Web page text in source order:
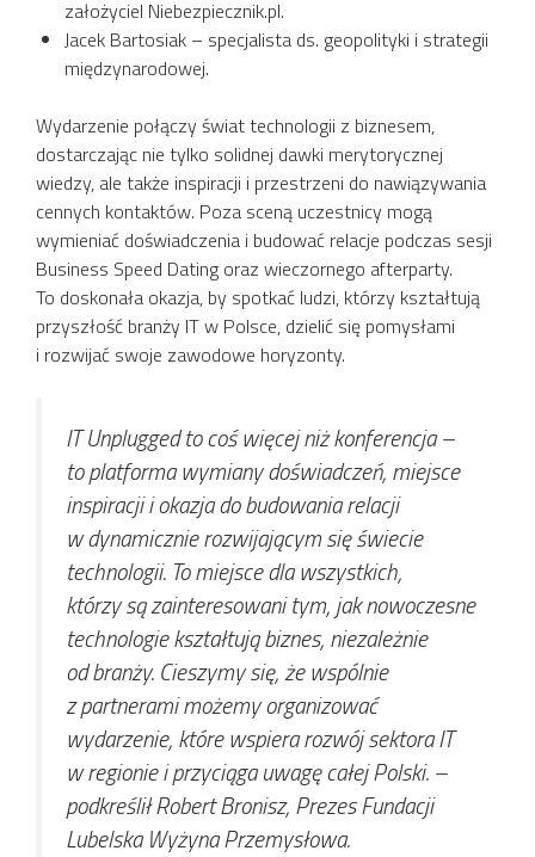
założyciel Niebezpiecznik.pl.
Jacek Bartosiak – specjalista ds. geopolityki i strategii
międzynarodowej.
Wydarzenie połączy świat technologii z biznesem,
dostarczając nie tylko solidnej dawki merytorycznej
wiedzy, ale także inspiracji i przestrzeni do nawiązywania
cennych kontaktów. Poza sceną uczestnicy mogą
wymieniać doświadczenia i budować relacje podczas sesji
Business Speed Dating oraz wieczornego afterparty.
To doskonała okazja, by spotkać ludzi, którzy kształtują
przyszłość branży IT w Polsce, dzielić się pomysłami
i rozwijać swoje zawodowe horyzonty.
IT Unplugged to coś więcej niż konferencja –
to platforma wymiany doświadczeń, miejsce
inspiracji i okazja do budowania relacji
w dynamicznie rozwijającym się świecie
technologii. To miejsce dla wszystkich,
którzy są zainteresowani tym, jak nowoczesne
technologie kształtują biznes, niezależnie
od branży. Cieszymy się, że wspólnie
z partnerami możemy organizować
wydarzenie, które wspiera rozwój sektora IT
w regionie i przyciąga uwagę całej Polski. –
podkreślił Robert Bronisz, Prezes Fundacji
Lubelska Wyżyna Przemysłowa.